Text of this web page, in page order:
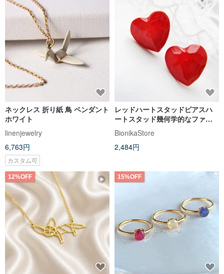
ネックレス 折り紙 鳥 ペンダント
ホワイト
linenjewelry
6,763円
カスタム可
レッドハートスタッドピアスハ
ートスタッド幾何学的なファセ
ット折り紙ハート小さなハート
BionikaStore
2,484円
12%OFF 15%OFF